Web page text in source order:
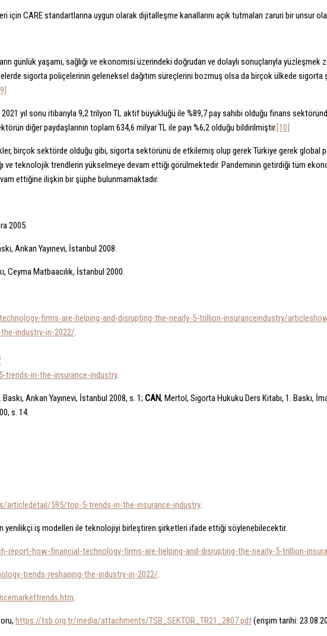
CARE standartlarına uygun olarak dijitalleşme kanallarını açık tutmaları zaruri bir unsur
günlük yaşamı, sağlığı ve ekonomisi üzerindeki doğrudan ve dolaylı sonuçlarıyla
sigorta poliçelerinin geleneksel dağıtım süreçlerini bozmuş olsa da birçok ülkede
yıl sonu itibarıyla 9,2 trilyon TL aktif büyüklüğü ile %89,7 pay sahibi olduğu finans
diğer paydaşlarının toplam 634,6 milyar TL ile payı %6,2 olduğu bildirilmiştir.[10]
birçok sektörde olduğu gibi, sigorta sektörünü de etkilemiş olup gerek Türkiye gerek
ve teknolojik trendlerin yükselmeye devam ettiği görülmektedir. Pandeminin getirdiği tüm
ettiğine ilişkin bir şüphe bulunmamaktadır.
2005.
Arıkan Yayınevi, İstanbul 2008.
Ceyma Matbaacılık, İstanbul 2000.
firms-are-helping-and-disrupting-the-nearly-5-trillion-insuranceindustry/
industry-in-2022/.
in-the-insurance-industry.
Arıkan Yayınevi, İstanbul 2008, s. 1; CAN, Mertol, Sigorta Hukuku Ders Kitabı, 1. Baskı,
s. 14.
595/top-5-trends-in-the-insurance-industry.
iş modelleri ile teknolojiyi birleştiren şirketleri ifade ettiği söylenebilecektir.
report-how-financial-technology-firms-are-helping-and-disrupting-the-nearly-5-trillion-
trends-reshaping-the-industry-in-2022/.
.
https://tsb.org.tr/media/attachments/TSB_SEKTOR_TR21_2807.pdf(erişim tarihi: